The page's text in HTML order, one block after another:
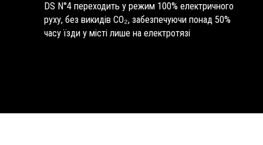
DS N°4 переходить у режим 100% електричного
руху, без викидів CO₂, забезпечуючи понад 50%
часу їзди у місті лише на електротязі